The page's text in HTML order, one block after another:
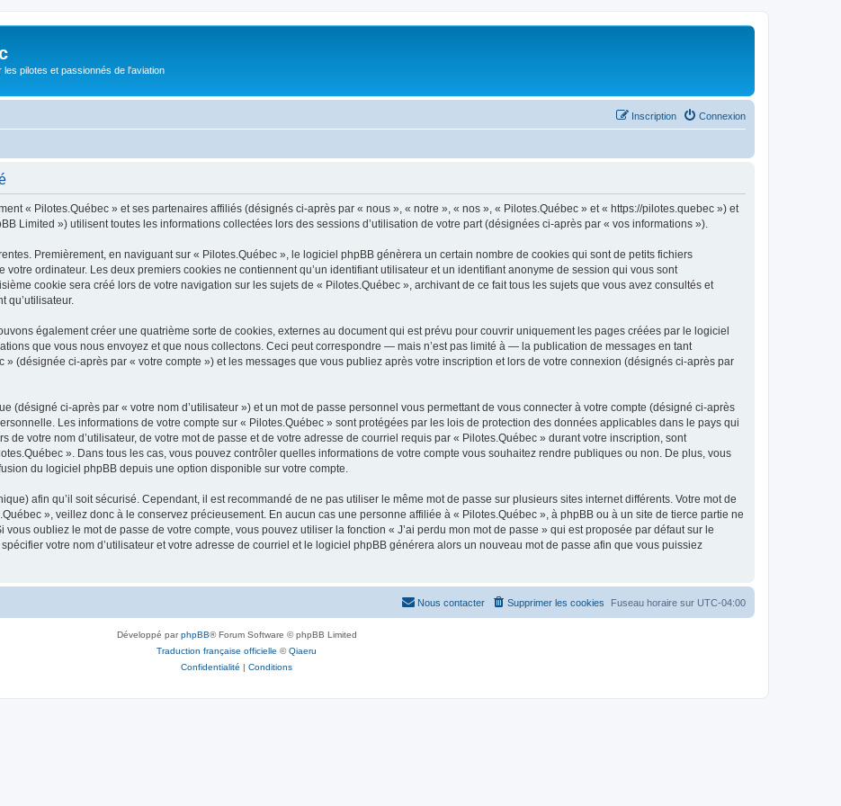
pilotes et passionnés de l'aviation
Connexion
Inscription
« Pilotes.Québec » et ses partenaires affiliés (désignés ci-après par « nous », « notre », « nos », « Pilotes.Québec » et « https://pilotes.quebec ») et
Limited ») utilisent toutes les informations collectées lors des sessions d’utilisation de votre part (désignées ci-après par « vos informations »).
Premièrement, en naviguant sur « Pilotes.Québec », le logiciel phpBB génèrera un certain nombre de cookies qui sont de petits fichiers
ordinateur. Les deux premiers cookies ne contiennent qu’un identifiant utilisateur et un identifiant anonyme de session qui vous sont
cookie sera créé lors de votre navigation sur les sujets de « Pilotes.Québec », archivant de ce fait tous les sujets que vous avez consultés et
qu’utilisateur.
également créer une quatrième sorte de cookies, externes au document qui est prévu pour couvrir uniquement les pages créées par le logiciel
que vous nous envoyez et que nous collectons. Ceci peut correspondre — mais n’est pas limité à — la publication de messages en tant
» (désignée ci-après par « votre compte ») et les messages que vous publiez après votre inscription et lors de votre connexion (désignés ci-après par
(désigné ci-après par « votre nom d’utilisateur ») et un mot de passe personnel vous permettant de vous connecter à votre compte (désigné ci-après
Les informations de votre compte sur « Pilotes.Québec » sont protégées par les lois de protection des données applicables dans le pays qui
de votre nom d’utilisateur, de votre mot de passe et de votre adresse de courriel requis par « Pilotes.Québec » durant votre inscription, sont
». Dans tous les cas, vous pouvez contrôler quelles informations de votre compte vous souhaitez rendre publiques ou non. De plus, vous
du logiciel phpBB depuis une option disponible sur votre compte.
afin qu’il soit sécurisé. Cependant, il est recommandé de ne pas utiliser le même mot de passe sur plusieurs sites internet différents. Votre mot de
», veillez donc à le conservez précieusement. En aucun cas une personne affiliée à « Pilotes.Québec », à phpBB ou à un site de tierce partie ne
oubliez le mot de passe de votre compte, vous pouvez utiliser la fonction « J’ai perdu mon mot de passe » qui est proposée par défaut sur le
votre nom d’utilisateur et votre adresse de courriel et le logiciel phpBB générera alors un nouveau mot de passe afin que vous puissiez
Fuseau horaire sur UTC-04:00
Supprimer les cookies
Nous contacter
Développé parphpBB® Forum Software © phpBB Limited
Traduction française officielle ©Qiaeru
Confidentialité | Conditions